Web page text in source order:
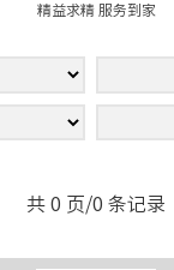
精益求精 服务到家
共 0 页/0 条记录